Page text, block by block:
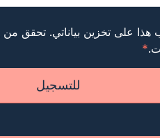
هذا على تخزين بياناتي. تحقق من
*
للتسجيل